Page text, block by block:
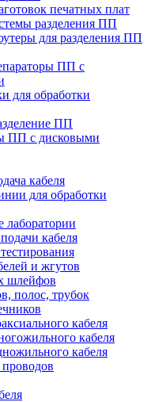
печатных плат
разделения ПП
для разделения ПП
ПП с
для обработки
ПП
ПП с дисковыми
кабеля
для обработки
лаборатории
кабеля
и жгутов
шлейфов
полос, трубок
кабеля
кабеля
кабеля